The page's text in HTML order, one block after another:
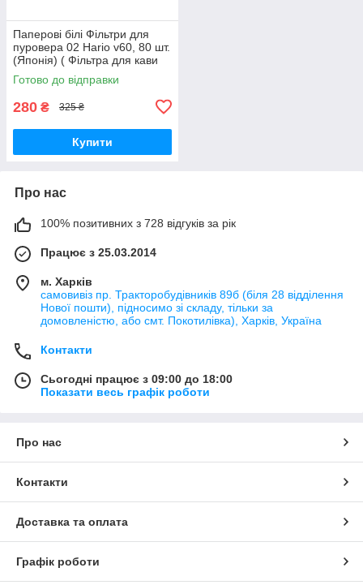
Паперові білі Фільтри для
пуровера 02 Hario v60, 80 шт.
(Японія) ( Фільтра для кави
Харіо v60)
Готово до відправки
280 ₴ 325 ₴
Купити
Про нас
100% позитивних з 728 відгуків за рік
Працює з 25.03.2014
м. Харків
самовивіз пр. Тракторобудівників 89б (біля 28 відділення
Нової пошти), підносимо зі складу, тільки за
домовленістю, або смт. Покотилівка), Харків, Україна
Контакти
Сьогодні працює з 09:00 до 18:00
Показати весь графік роботи
Про нас
Контакти
Доставка та оплата
Графік роботи